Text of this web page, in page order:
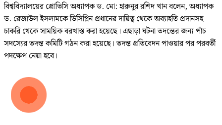
বিশ্ববিদ্যালয়ের প্রোভিসি অধ্যাপক ড. মো: হারুনুর রশিদ খান বলেন, অধ্যাপক
ড. রেজাউল ইসলামকে ডিসিপ্লিন প্রধানের দায়িত্ব থেকে অব্যাহতি প্রদানসহ
চাকরি থেকে সাময়িক বরখাস্ত করা হয়েছে। এছাড়া ঘটনা তদন্তের জন্য পাঁচ
সদস্যের তদন্ত কমিটি গঠন করা হয়েছে। তদন্ত প্রতিবেদন পাওয়ার পর পরবর্তী
পদক্ষেপ নেয়া হবে।